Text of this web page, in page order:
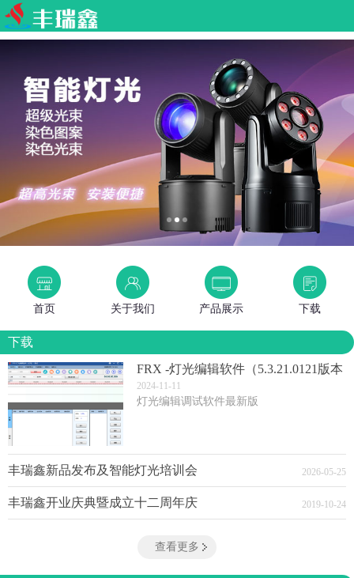
首页 关于我们 产品展示 下载
下载
FRX -灯光编辑软件（5.3.21.0121版本
(3)
灯光编辑调试软件最新版
2024-11-11
丰瑞鑫新品发布及智能灯光培训会 2026-05-25
丰瑞鑫开业庆典暨成立十二周年庆 2019-10-24
查看更多